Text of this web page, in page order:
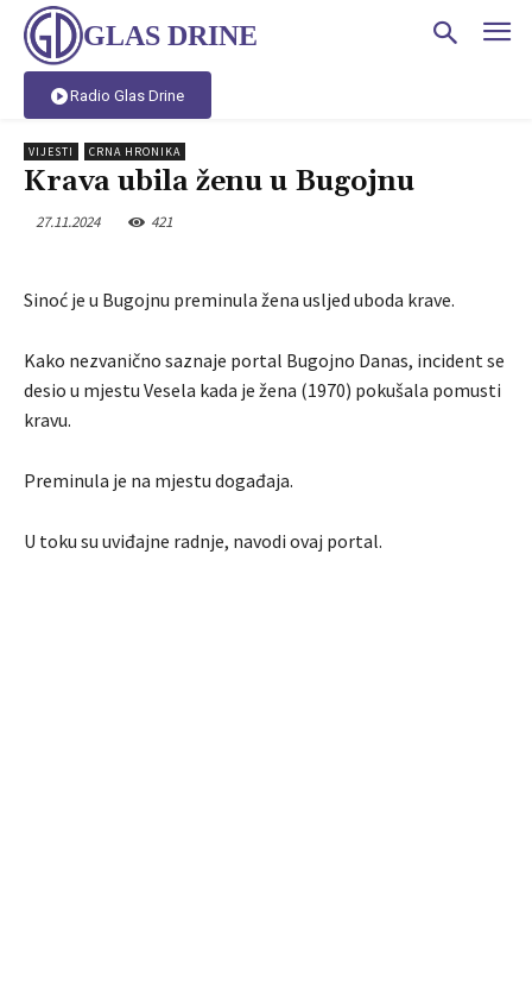
GLAS DRINE
Radio Glas Drine
VIJESTI CRNA HRONIKA
Krava ubila ženu u Bugojnu
27.11.2024 421
Sinoć je u Bugojnu preminula žena usljed uboda krave.
Kako nezvanično saznaje portal Bugojno Danas, incident se
desio u mjestu Vesela kada je žena (1970) pokušala pomusti
kravu.
Preminula je na mjestu događaja.
U toku su uviđajne radnje, navodi ovaj portal.